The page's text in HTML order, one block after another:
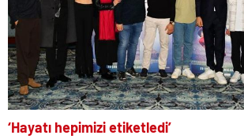
‘Hayatı hepimizi etiketledi’